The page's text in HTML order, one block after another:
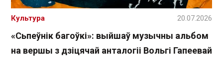
«Сьпеўнік багоўкі»: выйшаў музычны альбом
на вершы з дзіцячай анталогіі Вольгі Гапеевай
Культура 20.07.2026